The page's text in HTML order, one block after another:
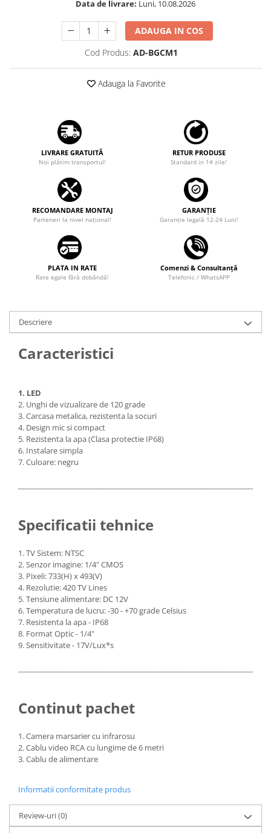
Rame adaptoare Dodge
Rame adaptoare Chrysler
Rame adaptoare Iveco
Rame adaptoare Smart
Rame adaptoare Land Rover
Rame adaptoare Ssangyong
Camere marșarier auto
Camere marșarier auto
Camere Skoda
Camere Volkswagen
Camere Mercedes Benz
Camere Audi
Camere BMW
Camere Iveco
Camere Renault
Camere Fiat
Camere Citroen
Camere Peugeot
Camere Fiat
Camere înregistrare trafic
Conectică Auto
Conectică Audi
Data de livrare: Luni, 10.08.2026
ADAUGA IN COS
Cod Produs: AD-BGCM1
Adauga la Favorite
LIVRARE GRATUITĂ
Noi plătim transportul!
RETUR PRODUSE
Standard in 14 zile!
RECOMANDARE MONTAJ
Parteneri la nivel național!
GARANȚIE
Garanţie legală 12-24 Luni!
PLATA IN RATE
Rate egale fără dobândă!
Comenzi & Consultanță
Telefonic / WhatsAPP
Descriere
Caracteristici
1. LED
2. Unghi de vizualizare de 120 grade
3. Carcasa metalica, rezistenta la socuri
4. Design mic si compact
5. Rezistenta la apa (Clasa protectie IP68)
6. Instalare simpla
7. Culoare: negru
Specificatii tehnice
1. TV Sistem: NTSC
2. Senzor imagine: 1/4" CMOS
3. Pixeli: 733(H) x 493(V)
4. Rezolutie: 420 TV Lines
5. Tensiune alimentare: DC 12V
6. Temperatura de lucru: -30 - +70 grade Celsius
7. Resistenta la apa - IP68
8. Format Optic - 1/4"
9. Sensitivitate - 17V/Lux*s
Continut pachet
1. Camera marsarier cu infrarosu
2. Cablu video RCA cu lungime de 6 metri
3. Cablu de alimentare
Informatii conformitate produs
Review-uri(0)